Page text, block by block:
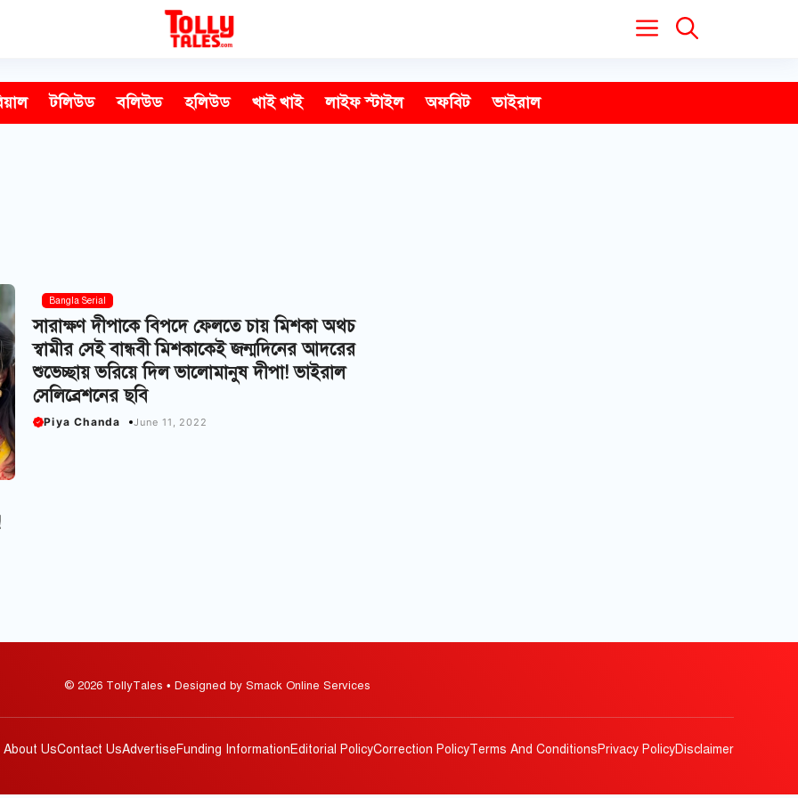
টলিউড বলিউড হলিউড খাই খাই লাইফ স্টাইল অফবিট ভাইরাল
Bangla Serial
সারাক্ষণ দীপাকে বিপদে ফেলতে চায় মিশকা অথচ
স্বামীর সেই বান্ধবী মিশকাকেই জন্মদিনের আদরের
শুভেচ্ছায় ভরিয়ে দিল ভালোমানুষ দীপা! ভাইরাল
সেলিব্রেশনের ছবি
Piya Chanda June 11, 2022
© 2026 TollyTales • Designed by Smack Online Services
About UsContact UsAdvertiseFunding InformationEditorial PolicyCorrection PolicyTerms And ConditionsPrivacy PolicyDisclaimer